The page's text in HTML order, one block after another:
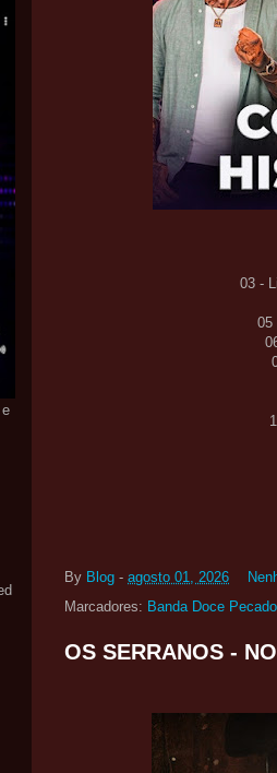
03 -
05
By Blog - agosto 01, 2026
Marcadores: Banda Doce Pecado
OS SERRANOS -